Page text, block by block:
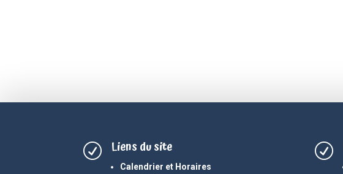
R Liens du site
Calendrier et Horaires
R